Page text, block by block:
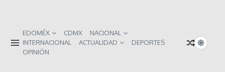
EDOMÉX CDMX
NACIONAL
INTERNACIONAL
ACTUALIDAD
DEPORTES
OPINIÓN